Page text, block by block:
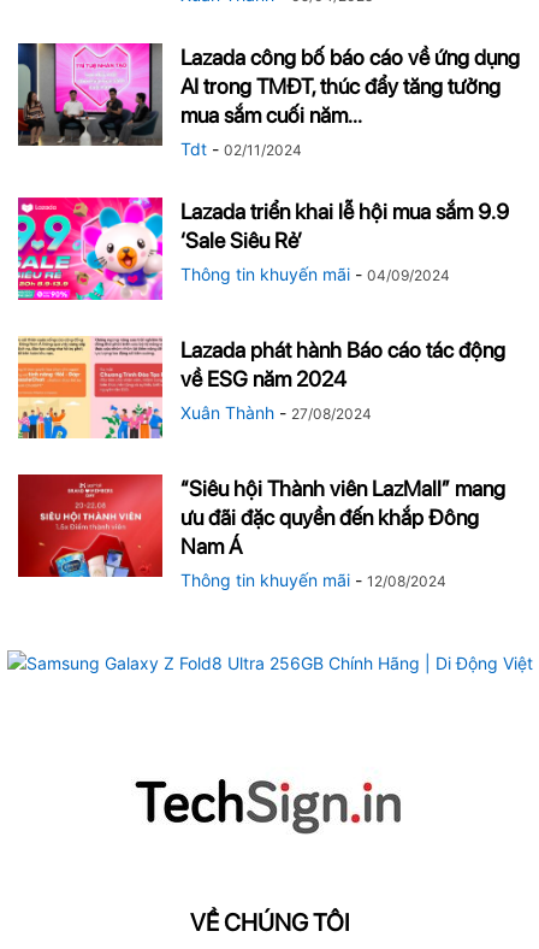
Lazada công bố báo cáo về ứng dụng
AI trong TMĐT, thúc đẩy tăng tưởng
mua sắm cuối năm...
Tdt - 02/11/2024
Lazada triển khai lễ hội mua sắm 9.9
‘Sale Siêu Rẻ’
Thông tin khuyến mãi - 04/09/2024
Lazada phát hành Báo cáo tác động
về ESG năm 2024
Xuân Thành - 27/08/2024
“Siêu hội Thành viên LazMall” mang
ưu đãi đặc quyền đến khắp Đông
Nam Á
Thông tin khuyến mãi - 12/08/2024
VỀ CHÚNG TÔI